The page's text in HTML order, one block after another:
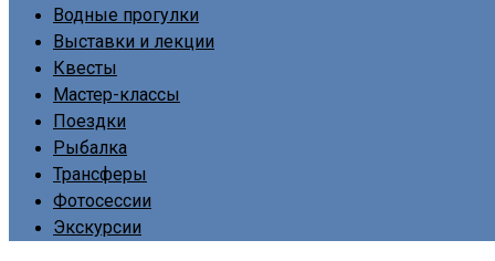
Водные прогулки
Выставки и лекции
Квесты
Мастер-классы
Поездки
Рыбалка
Трансферы
Фотосессии
Экскурсии